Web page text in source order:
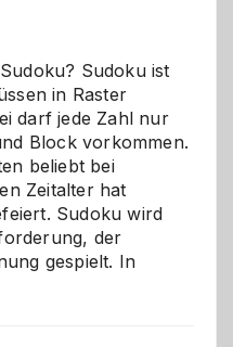
Sudoku ist
in Raster
darf jede Zahl nur
Block vorkommen.
beliebt bei
Zeitalter hat
Sudoku wird
der
gespielt. In